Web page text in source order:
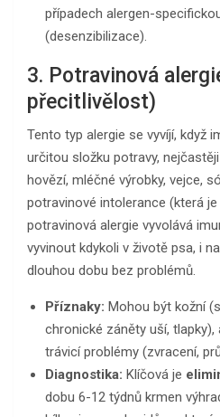
případech alergen-
(desenzibilizace).
3. Potravinová
přecitlivělost)
Tento typ alergie se vyvíjí, když
určitou složku potravy,
hovězí, mléčné výrobky, vejce,
potravinové intolerance (která
potravinová alergie vyvolává
vyvinout kdykoli v životě psa, i
dlouhou dobu bez problémů.
Příznaky: Mohou být kožní
chronické záněty uší,
trávicí problémy (zvracení,
Diagnostika: Klíčová je
dobu 6-12 týdnů krmen